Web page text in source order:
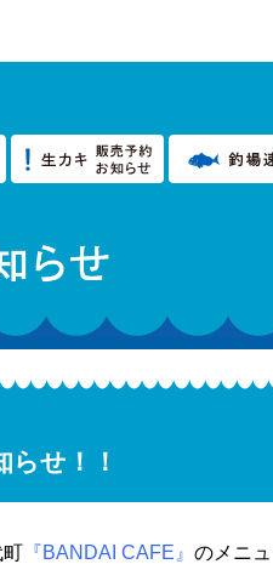
せ！！
町 『BANDAI CAFE』 のメニュ